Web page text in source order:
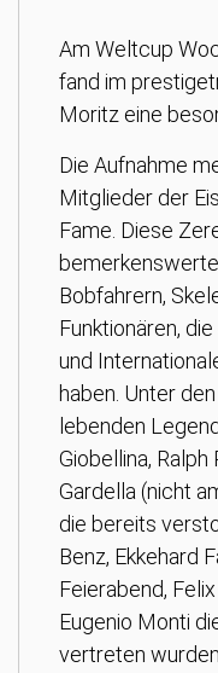
Am Weltcup
fand im
Moritz eine
Die Aufnahme
Mitglieder der
Fame. Diese
Bobfahrern,
Funktionären,
und
haben. Unter
lebenden
Giobellina,
Gardella (nicht
die bereits
Benz, Ekkehard
Feierabend,
Eugenio Monti
vertreten wurden.